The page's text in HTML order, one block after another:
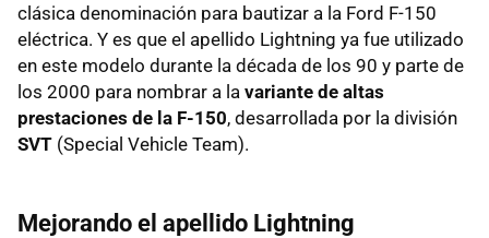
clásica denominación para bautizar a la Ford F-150
eléctrica. Y es que el apellido Lightning ya fue utilizado
en este modelo durante la década de los 90 y parte de
los 2000 para nombrar a la variante de altas
prestaciones de la F-150, desarrollada por la división
SVT (Special Vehicle Team).
Mejorando el apellido Lightning